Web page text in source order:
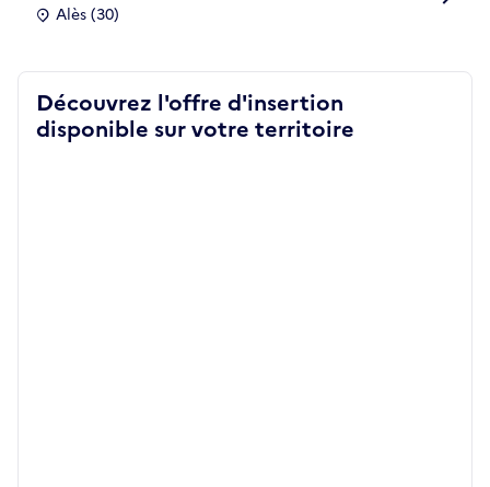
Alès (30)
Découvrez l'offre d'insertion
disponible sur votre territoire